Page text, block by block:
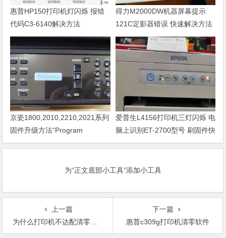
惠普HP150打印机灯闪烁 报错
代码C3-6140解决方法
得力M2000DW机器屏幕提示
121C定影器错误 快速解决方法
京瓷1800,2010,2210,2021系列
固件升级方法“Program
Loading或者卡LOGO
爱普生L4156打印机三灯闪烁 电
脑上识别ET-2700型号 刷固件快
速解决问题
为“正文底部小工具”添加小工具
上一篇
为什么打印机不达配清零软件
下一篇
惠普c309g打印机清零软件